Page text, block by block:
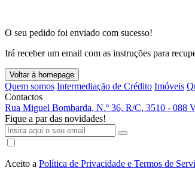
O seu pedido foi enviado com sucesso!
Irá receber um email com as instruções para
Voltar à homepage
Quem somos Intermediação de Crédito Imóveis
Contactos
Rua Miguel Bombarda, N.º 36, R/C, 3510 - 088
Fique a par das novidades!
Aceito a Política de Privacidade e Termos de